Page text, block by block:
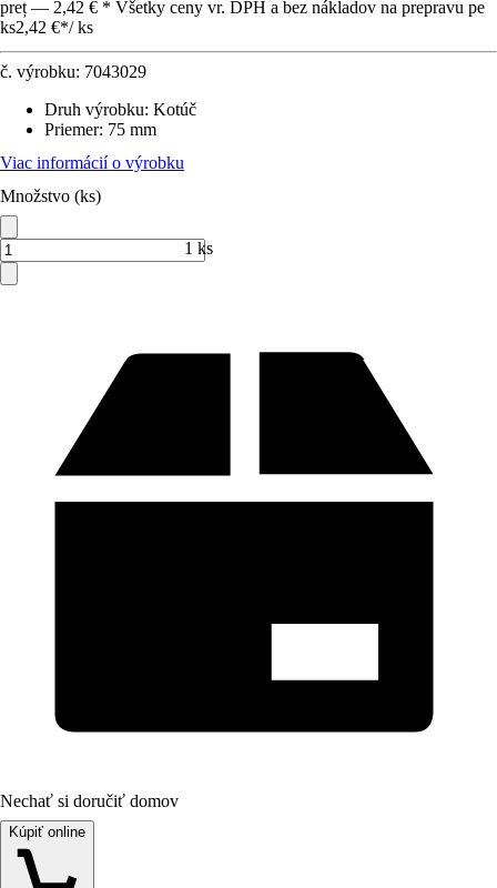
preț — 2,42 € * Všetky ceny vr. DPH a bez nákladov na prepravu pe
ks2,42 €*/ ks
č. výrobku: 7043029
Druh výrobku: Kotúč
Priemer: 75 mm
Viac informácií o výrobku
Množstvo (ks)
1 ks
Nechať si doručiť domov
Kúpiť online